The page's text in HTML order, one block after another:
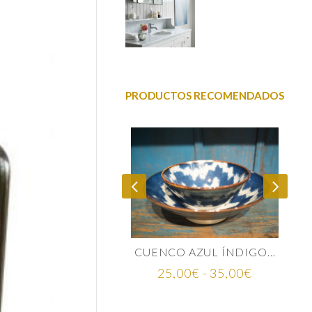
PRODUCTOS RECOMENDADOS
MAPA MUNDI CUENCO AZUL ÍNDIGO CERÁMICA JAPONESA
25,00€ - 35,00€Rango